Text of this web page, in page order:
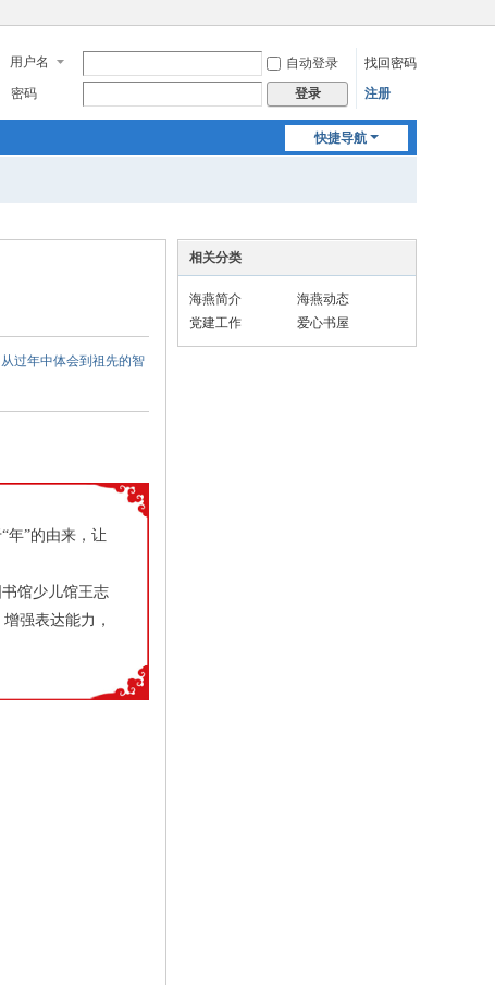
用户名 自动登录
找回密码
密码
登录 注册
快捷导航
过年中体会到祖先的智
年”的由来，让
馆少儿馆王志
强表达能力，
相关分类
海燕简介
海燕动态
党建工作
爱心书屋